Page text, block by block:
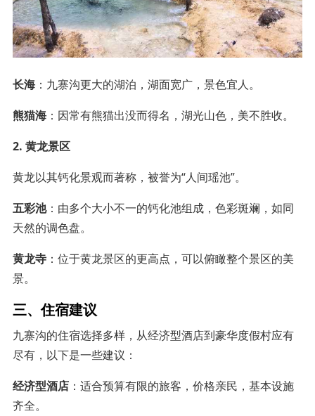
长海：九寨沟更大的湖泊，湖面宽广，景色宜人。
熊猫海：因常有熊猫出没而得名，湖光山色，美不胜收。
2. 黄龙景区
黄龙以其钙化景观而著称，被誉为“人间瑶池”。
五彩池：由多个大小不一的钙化池组成，色彩斑斓，如同
天然的调色盘。
黄龙寺：位于黄龙景区的更高点，可以俯瞰整个景区的美
景。
三、住宿建议
九寨沟的住宿选择多样，从经济型酒店到豪华度假村应有
尽有，以下是一些建议：
经济型酒店：适合预算有限的旅客，价格亲民，基本设施
齐全。